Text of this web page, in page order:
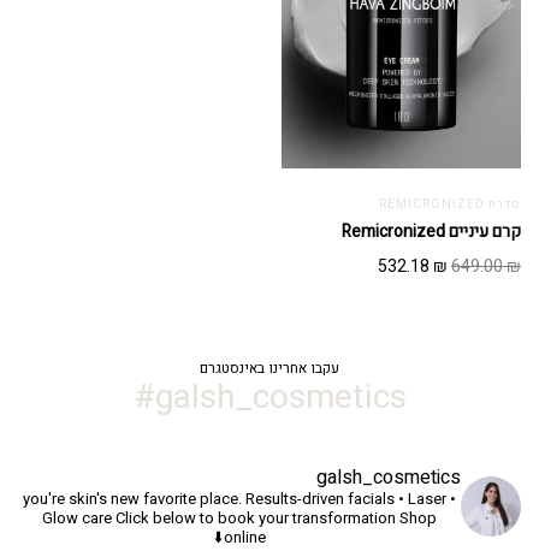
סדרת REMICRONIZED
קרם עיניים Remicronized
649.00₪
המחיר532.18 ₪
המחיר
עקבו אחרינו באינסטגרם
galsh_cosmetics#
galsh_cosmetics
you're skin's new favorite place.Results-driven facials • Laser •
Glow careClick below to book your transformation Shop
online⬇️